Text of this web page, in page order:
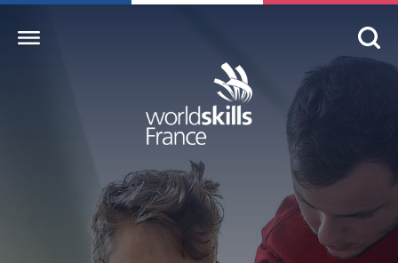
WorldSkills France
La compétition
Découvrez un métier